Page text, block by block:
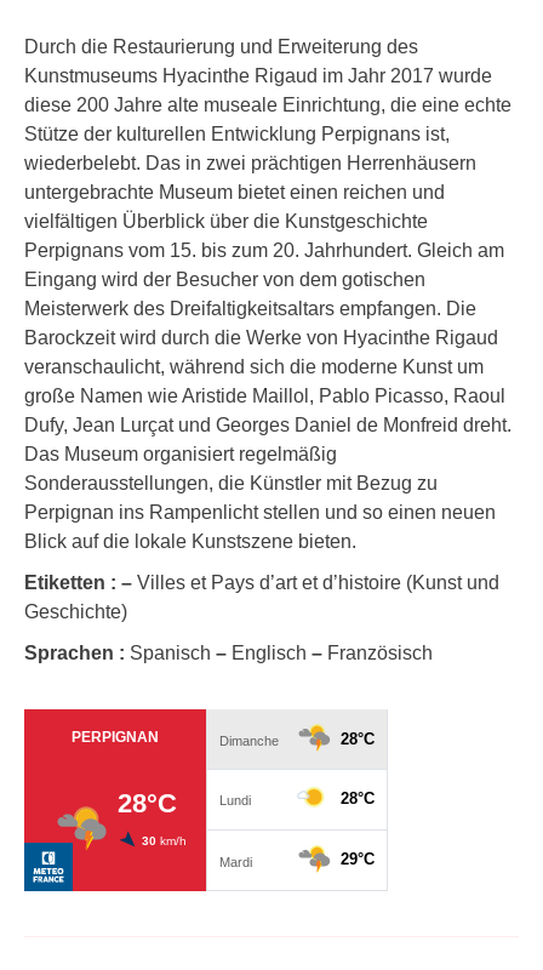
Durch die Restaurierung und Erweiterung des
Kunstmuseums Hyacinthe Rigaud im Jahr 2017 wurde
diese 200 Jahre alte museale Einrichtung, die eine echte
Stütze der kulturellen Entwicklung Perpignans ist,
wiederbelebt. Das in zwei prächtigen Herrenhäusern
untergebrachte Museum bietet einen reichen und
vielfältigen Überblick über die Kunstgeschichte
Perpignans vom 15. bis zum 20. Jahrhundert. Gleich am
Eingang wird der Besucher von dem gotischen
Meisterwerk des Dreifaltigkeitsaltars empfangen. Die
Barockzeit wird durch die Werke von Hyacinthe Rigaud
veranschaulicht, während sich die moderne Kunst um
große Namen wie Aristide Maillol, Pablo Picasso, Raoul
Dufy, Jean Lurçat und Georges Daniel de Monfreid dreht.
Das Museum organisiert regelmäßig
Sonderausstellungen, die Künstler mit Bezug zu
Perpignan ins Rampenlicht stellen und so einen neuen
Blick auf die lokale Kunstszene bieten.
Etiketten : – Villes et Pays d’art et d’histoire (Kunst und
Geschichte)
Sprachen : Spanisch – Englisch – Französisch